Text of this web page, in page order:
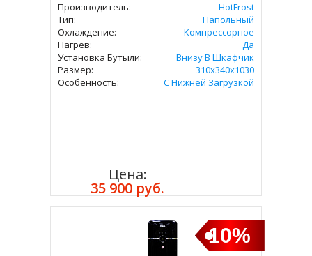
Производитель:
HotFrost
Тип:
Напольный
Охлаждение:
Компрессорное
Нагрев:
Да
Установка Бутыли:
Внизу В Шкафчик
Размер:
310х340х1030
Особенность:
С Нижней Загрузкой
Цена:
35 900 руб.
10%